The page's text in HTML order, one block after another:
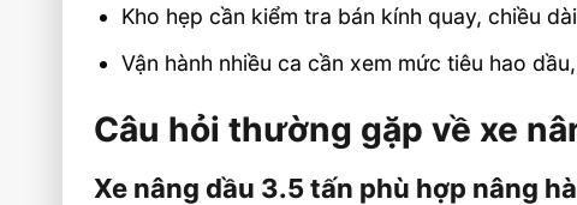
Kho hẹp cần kiểm tra bán kính quay, chiều
Vận hành nhiều ca cần xem mức tiêu hao
Câu hỏi thường gặp về xe
Xe nâng dầu 3.5 tấn phù hợp nâng